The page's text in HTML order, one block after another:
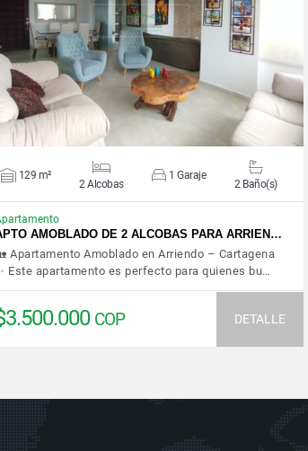
VER DETALLES
129 m²
2 Alcobas
1 Garaje
2 Baño(s)
AMOBLADO DE 2 ALCOBAS PARA ARRIEN…
Apartamento Amoblado en Arriendo – Cartagena
Este apartamento es perfecto para quienes bu…
COP DETALLE